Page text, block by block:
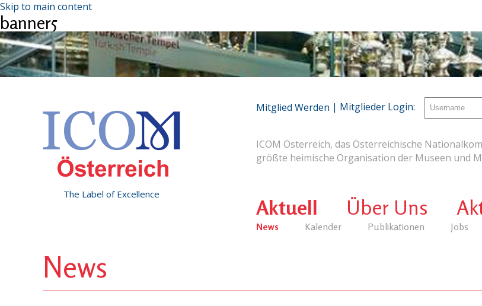
Skip to main content
banner5
The Label of Excellence
ICOM Österreich, das Österreichische
größte heimische Organisation der Museen und
Aktuell
News Kalender Publikationen Jobs
Über Uns
Mitglied Werden | Mitglieder Login:
News